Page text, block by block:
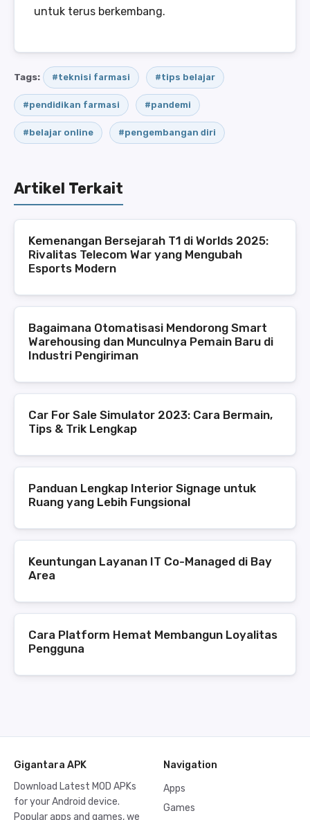
untuk terus berkembang.
Tags: #teknisi farmasi #tips belajar
#pendidikan farmasi #pandemi
#belajar online #pengembangan diri
Artikel Terkait
Kemenangan Bersejarah T1 di Worlds 2025:
Rivalitas Telecom War yang Mengubah
Esports Modern
Bagaimana Otomatisasi Mendorong Smart
Warehousing dan Munculnya Pemain Baru di
Industri Pengiriman
Car For Sale Simulator 2023: Cara Bermain,
Tips & Trik Lengkap
Panduan Lengkap Interior Signage untuk
Ruang yang Lebih Fungsional
Keuntungan Layanan IT Co-Managed di Bay
Area
Cara Platform Hemat Membangun Loyalitas
Pengguna
Gigantara APK
Download Latest MOD APKs
for your Android device.
Popular apps and games, we
Navigation
Apps
Games